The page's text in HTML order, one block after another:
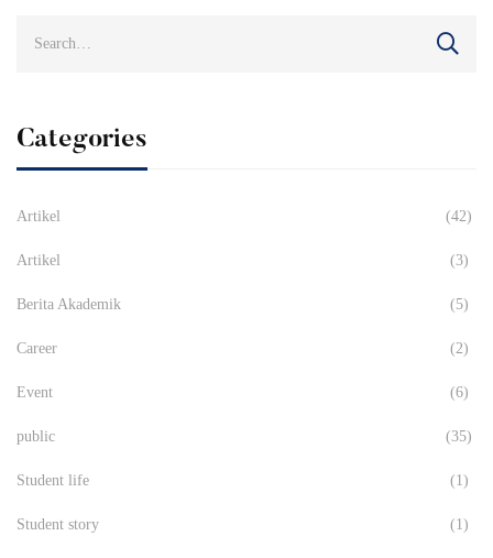
Categories
Artikel (42)
Artikel (3)
Berita Akademik (5)
Career (2)
Event (6)
public (35)
Student life (1)
Student story (1)